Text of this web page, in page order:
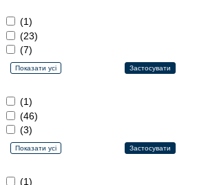
(1)
(23)
(7)
(1)
(46)
(3)
(1)